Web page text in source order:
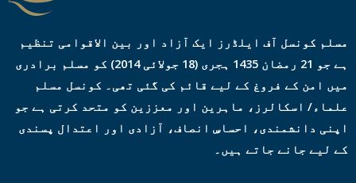
مسلم کونسل آف ایلڈرز ایک آزاد اور بین الاقوامی تنظیم
ہے جو 21 رمضان 1435 ہجری (18 جولائی 2014) کو مسلم برادری
میں امن کے فروغ کے لیے قائم کی گئی تھی۔ کونسل مسلم
علماء/ اسکالرز، ماہرین اور معززین کو متحد کرتی ہے جو
اپنی دانشمندی، احساسِ انصاف، آزادی اور اعتدال پسندی
کے لیے جانے جاتے ہیں۔